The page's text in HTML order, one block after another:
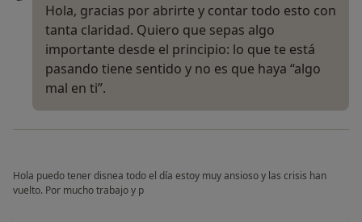
Hola, gracias por abrirte y contar todo esto con
tanta claridad. Quiero que sepas algo
importante desde el principio: lo que te está
pasando tiene sentido y no es que haya “algo
mal en ti”.
Hola puedo tener disnea todo el día estoy muy ansioso y las crisis han
vuelto. Por mucho trabajo y p